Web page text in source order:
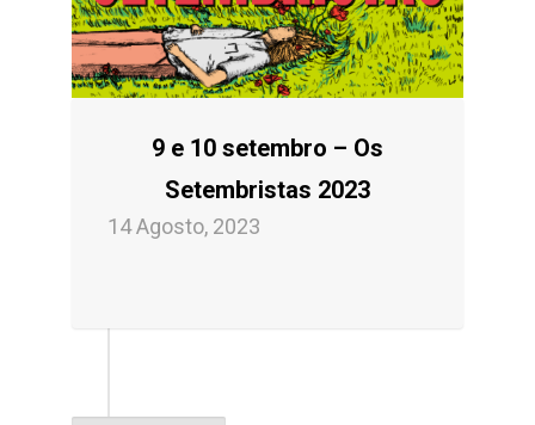
9 e 10 setembro – Os
Setembristas 2023
14 Agosto, 2023